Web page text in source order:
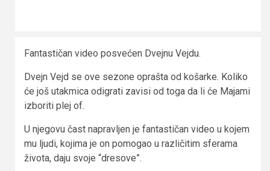
Fantastičan video posvećen Dvejnu Vejdu.
Dvejn Vejd se ove sezone oprašta od košarke. Koliko
će još utakmica odigrati zavisi od toga da li će Majami
izboriti plej of.
U njegovu čast napravljen je fantastičan video u kojem
mu ljudi, kojima je on pomogao u različitim sferama
života, daju svoje “dresove”.